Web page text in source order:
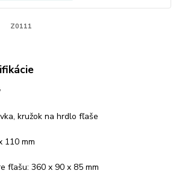
Z0111
kružok na hrdlo fľaše
110 mm
fľašu: 360 x 90 x 85 mm